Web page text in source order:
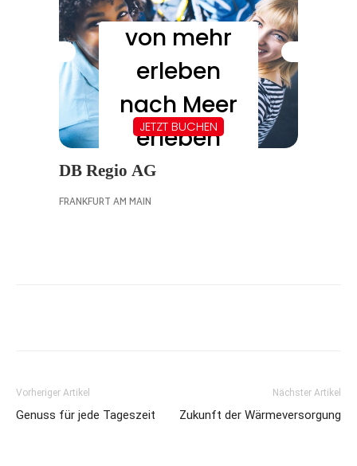
Vorheriger Artikel
Genuss für jede Tageszeit
Nächster Artikel
Zukunft der Wärmeversorgung